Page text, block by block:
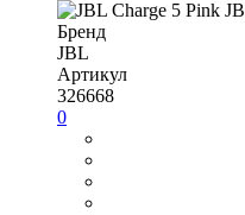
Бренд
JBL
Артикул
326668
0